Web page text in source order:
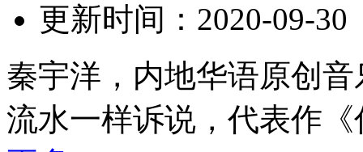
更新时间： 2020-09-30
秦宇洋，内地华语原创
流水一样诉说，代表作